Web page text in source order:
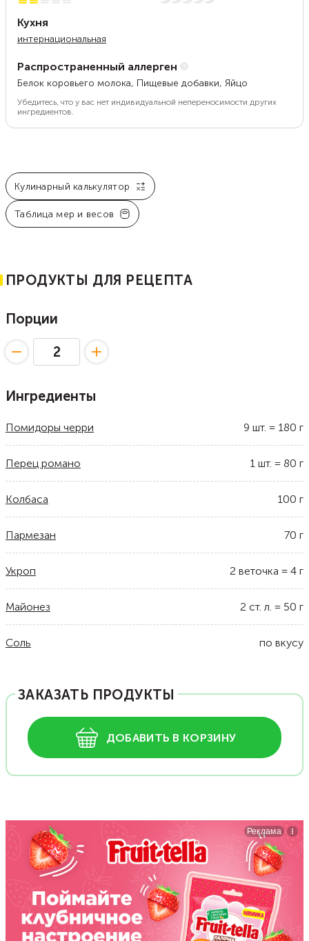
Кухня
интернациональная
Распространенный аллерген
Белок коровьего молока, Пищевые добавки, Яйцо
Убедитесь, что у вас нет индивидуальной непереносимости других
ингредиентов.
Кулинарный калькулятор
Таблица мер и весов
ПРОДУКТЫ ДЛЯ РЕЦЕПТА
Порции
Ингредиенты
Помидоры черри 9 шт. = 180 г
Перец романо 1 шт. = 80 г
Колбаса 100 г
Пармезан 70 г
Укроп 2 веточка = 4 г
Майонез 2 ст. л. = 50 г
Соль по вкусу
ЗАКАЗАТЬ ПРОДУКТЫ
ДОБАВИТЬ В КОРЗИНУ